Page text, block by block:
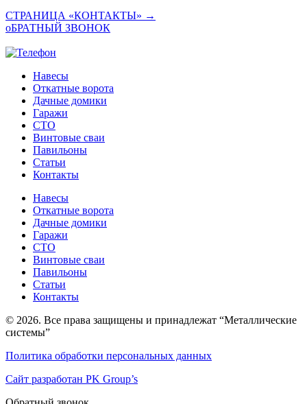
СТРАНИЦА «КОНТАКТЫ» →
оБРАТНЫЙ ЗВОНОК
Навесы
Откатные ворота
Дачные домики
Гаражи
СТО
Винтовые сваи
Павильоны
Статьи
Контакты
Навесы
Откатные ворота
Дачные домики
Гаражи
СТО
Винтовые сваи
Павильоны
Статьи
Контакты
© 2026. Все права защищены и принадлежат “Металлические
системы”
Политика обработки персональных данных
Сайт разработан PK Group’s